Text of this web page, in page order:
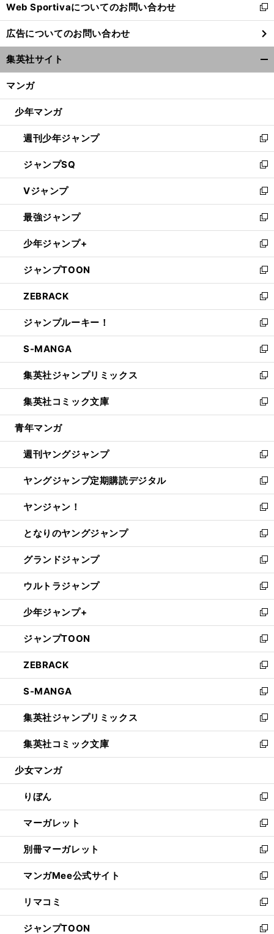
く
Web Sportivaについてのお問い合わせ
新
し
い
ウ
ィ
ン
ウ
開
く
広告についてのお問い合わせ
集英社サイト
マンガ
少年マンガ
週刊少年ジャンプ
新
し
い
ウ
ィ
ン
ド
ウ
で
開
く
ジャンプSQ
新
し
い
ウ
ィ
ン
ド
ウ
で
開
く
Vジャンプ
新
し
い
ウ
ィ
ン
ド
ウ
で
開
く
最強ジャンプ
新
し
い
ウ
ィ
ン
ド
ウ
で
開
く
少年ジャンプ+
新
し
い
ウ
ィ
ン
ド
ウ
で
開
く
ジャンプTOON
新
し
い
ウ
ィ
ン
ド
ウ
で
開
く
ZEBRACK
新
し
い
ウ
ィ
ン
ド
ウ
で
開
ジャンプルーキー！
新
し
い
ウ
ィ
ン
ド
ウ
開
く
S-MANGA
新
し
い
ウ
ィ
ン
ウ
で
開
く
集英社ジャンプリミックス
新
し
い
ウ
ン
ド
ウ
で
開
く
集英社コミック文庫
新
し
ウ
ィ
ン
ド
ウ
で
開
く
青年マンガ
週刊ヤングジャンプ
新
し
い
ウ
ィ
ン
ド
ウ
で
開
く
ヤングジャンプ定期購読デジタル
新
し
い
ウ
ィ
ン
ド
ウ
で
開
く
ヤンジャン！
新
し
い
ウ
ィ
ン
ド
ウ
で
開
く
となりのヤングジャンプ
新
し
い
ウ
ィ
ン
ド
ウ
で
開
く
グランドジャンプ
新
し
い
ウ
ィ
ン
ド
ウ
で
開
く
ウルトラジャンプ
新
し
い
ウ
ィ
ン
ド
ウ
で
開
く
少年ジャンプ+
新
し
い
ウ
ィ
ン
ド
ウ
で
開
く
ジャンプTOON
新
し
い
ウ
ィ
ン
ド
ウ
で
開
ZEBRACK
新
し
い
ウ
ィ
ン
ド
ウ
開
く
S-MANGA
新
し
い
ウ
ィ
ン
ウ
で
開
く
集英社ジャンプリミックス
新
し
い
ウ
ン
ド
ウ
で
開
く
集英社コミック文庫
新
し
ウ
ィ
ン
ド
ウ
で
開
く
少女マンガ
りぼん
新
し
い
ウ
ィ
ン
ド
ウ
で
開
く
マーガレット
新
し
い
ウ
ィ
ン
ド
ウ
で
別冊マーガレット
新
し
い
ウ
ィ
ン
ド
マンガMee公式サイト
新
し
い
ウ
ィ
リマコミ
新
し
い
ジャンプTOON 新